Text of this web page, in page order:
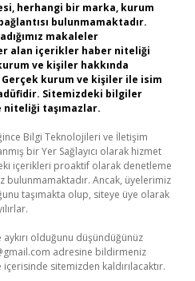
herhangi bir marka, kurum
bulunmamaktadır.
makaleler
alan içerikler haber niteliği
ve kişiler hakkında
Gerçek kurum ve kişiler ile isim
Sitemizdeki bilgiler
taşımazlar.
Bilgi Teknolojileri ve İletişim
bir Yer Sağlayıcı olarak hizmet
içerikleri proaktif olarak denetleme
bulunmamaktadır. Ancak, üyelerimiz
taşımakta olup, siteye üye olarak
olduğunu düşündüğünüz
adresine bildirmeniz
sitemizden kaldırılacaktır.